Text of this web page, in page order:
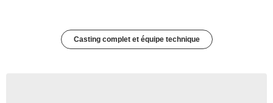
Casting complet et équipe technique